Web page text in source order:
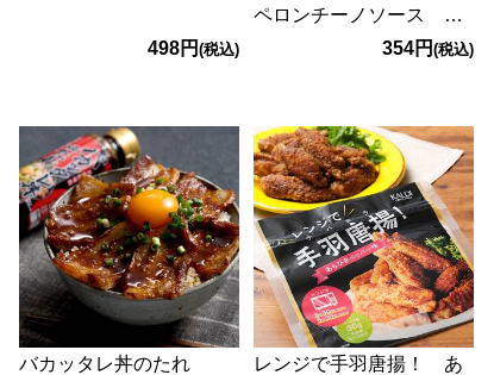
498円(税込)
ペロンチーノソース
354円 (税込)
バカッタレ丼のたれ
レンジで手羽唐揚！ あ